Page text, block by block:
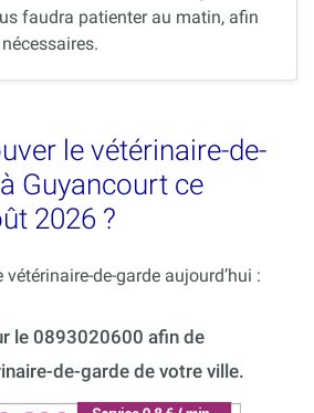
faudra patienter au matin, afin
le vétérinaire-de-
Guyancourt ce
2026 ?
de-garde aujourd’hui :
le 0893020600 afin de
de-garde de votre ville.